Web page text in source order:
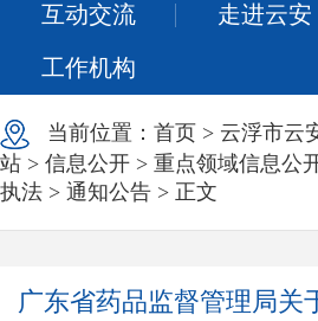
互动交流 走进云安
工作机构
当前位置： 首页 > 云浮市云
站 > 信息公开 > 重点领域信息公
执法 > 通知公告 > 正文
广东省药品监督管理局关